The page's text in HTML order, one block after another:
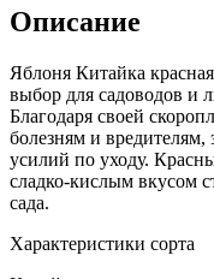
Описание
Яблоня Китайка
выбор для садоводов и
Благодаря своей
болезням и вредителям,
усилий по уходу.
сладко-кислым вкусом
сада.
Характеристики сорта